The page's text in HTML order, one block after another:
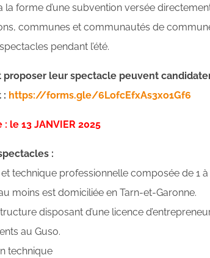
la forme d’une subvention versée
communes et communautés de
pendant l’été.
proposer leur spectacle peuvent
: https://forms.gle/6LofcEfxAs3xo1Gf6
le 13 JANVIER 2025
:
technique professionnelle composée de 1 à
moins est domiciliée en Tarn-et-Garonne.
disposant d’une licence
au Guso.
technique